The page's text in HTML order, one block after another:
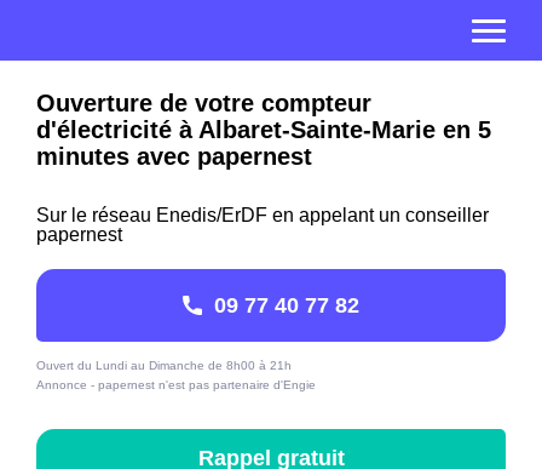
Ouverture de votre compteur
d'électricité à Albaret-Sainte-Marie en 5
minutes avec papernest
Sur le réseau Enedis/ErDF en appelant un conseiller
papernest
09 77 40 77 82
Ouvert du Lundi au Dimanche de 8h00 à 21h
Annonce - papernest n'est pas partenaire d'Engie
Rappel gratuit